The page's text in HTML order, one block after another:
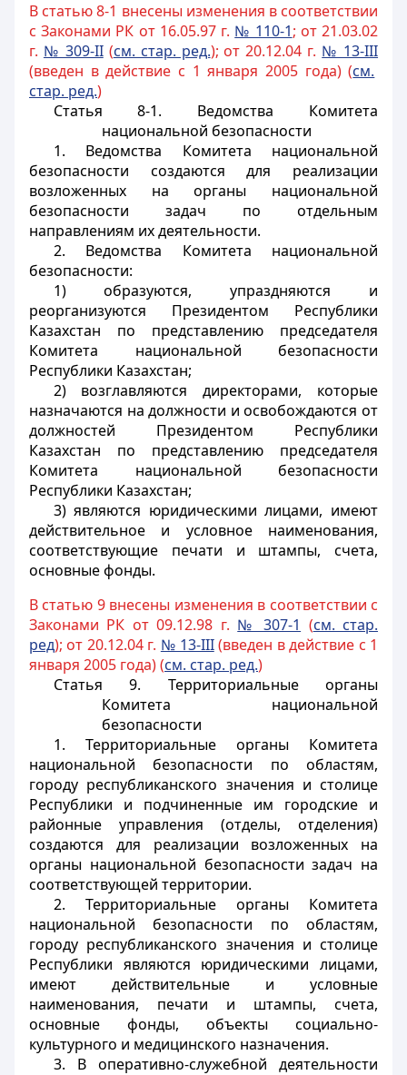
В статью 8-1 внесены изменения в соответствии
с Законами РК от 16.05.97 г. № 110-1; от 21.03.02
г. № 309-II(см. стар. ред.); от 20.12.04 г. № 13-III
(введен в действие с 1 января 2005 года) (см.
стар. ред.)
Статья 8-1. Ведомства Комитета
национальной безопасности
1. Ведомства Комитета национальной
безопасности создаются для реализации
возложенных на органы национальной
безопасности задач по отдельным
направлениям их деятельности.
2. Ведомства Комитета национальной
безопасности:
1) образуются, упраздняются и
реорганизуются Президентом Республики
Казахстан по представлению председателя
Комитета национальной безопасности
Республики Казахстан;
2) возглавляются директорами, которые
назначаются на должности и освобождаются от
должностей Президентом Республики
Казахстан по представлению председателя
Комитета национальной безопасности
Республики Казахстан;
3) являются юридическими лицами, имеют
действительное и условное наименования,
соответствующие печати и штампы, счета,
основные фонды.
В статью 9 внесены изменения в соответствии с
Законами РК от 09.12.98 г. № 307-1 (см. стар.
ред); от 20.12.04 г. № 13-III(введен в действие с 1
января 2005 года) (см. стар. ред.)
Статья 9. Территориальные органы
Комитета национальной
безопасности
1. Территориальные органы Комитета
национальной безопасности по областям,
городу республиканского значения и столице
Республики и подчиненные им городские и
районные управления (отделы, отделения)
создаются для реализации возложенных на
органы национальной безопасности задач на
соответствующей территории.
2. Территориальные органы Комитета
национальной безопасности по областям,
городу республиканского значения и столице
Республики являются юридическими лицами,
имеют действительные и условные
наименования, печати и штампы, счета,
основные фонды, объекты социально-
культурного и медицинского назначения.
3. В оперативно-служебной деятельности